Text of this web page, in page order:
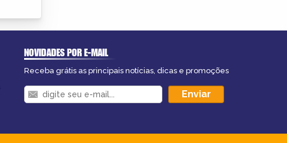
NOVIDADES POR E-MAIL
Receba grátis as principais notícias, dicas e promoções